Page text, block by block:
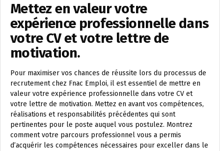
Mettez en valeur votre
expérience professionnelle dans
votre CV et votre lettre de
motivation.
Pour maximiser vos chances de réussite lors du processus de
recrutement chez Fnac Emploi, il est essentiel de mettre en
valeur votre expérience professionnelle dans votre CV et
votre lettre de motivation. Mettez en avant vos compétences,
réalisations et responsabilités précédentes qui sont
pertinentes pour le poste auquel vous postulez. Montrez
comment votre parcours professionnel vous a permis
d’acquérir les compétences nécessaires pour exceller dans le